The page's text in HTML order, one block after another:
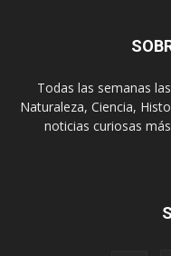
Todas las semanas
Naturaleza, Ciencia,
noticias curiosas